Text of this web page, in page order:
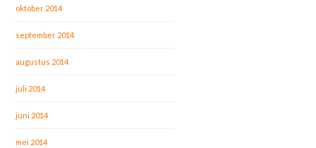
oktober 2014
september 2014
augustus 2014
juli 2014
juni 2014
mei 2014